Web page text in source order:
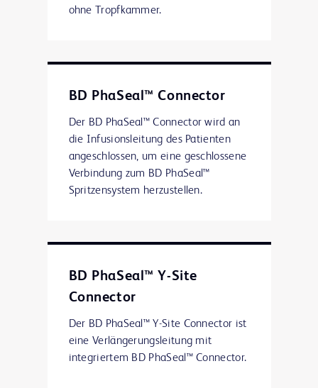
ohne Tropfkammer.
BD PhaSeal™ Connector
Der BD PhaSeal™ Connector wird an
die Infusionsleitung des Patienten
angeschlossen, um eine geschlossene
Verbindung zum BD PhaSeal™
Spritzensystem herzustellen.
BD PhaSeal™ Y-Site
Connector
Der BD PhaSeal™ Y-Site Connector ist
eine Verlängerungsleitung mit
integriertem BD PhaSeal™ Connector.